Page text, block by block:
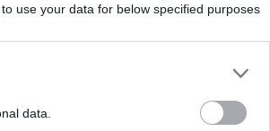
use your data for below specified purposes
data.